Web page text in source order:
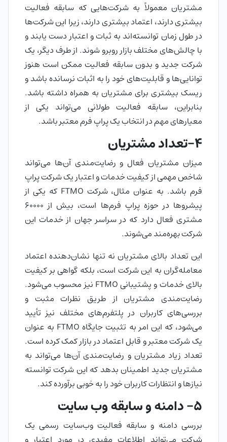
مشتریان معمولاً به شرکت‌هایی که سابقه فعالیت
بیشتری دارند، اعتماد بیشتری دارند، زیرا این شرکت‌ها
در طول زمان توانسته‌اند به ثبات و اعتبار دست یابند و
با چالش‌های مختلف بازار روبرو شوند. از طرف دیگر، یک
شرکت جدید و بدون سابقه فعالیت ممکن است هنوز
توانایی‌ها و قابلیت‌های خود را به اثبات نرسانده باشد و
ریسک بیشتری برای مشتریان به همراه داشته باشد.
بنابراین، سابقه فعالیت طولانی می‌تواند یکی از
معیارهای مهم در انتخاب یک پراپ فرم معتبر باشد.
4-تعداد مشتریان
میزان مشتریان فعال و رضایت‌مندی آن‌ها می‌تواند
شاخص مهمی از کیفیت خدمات و اعتبار یک شرکت پراپ
فرم باشد. به عنوان مثال، شرکت FTMO که یکی از
پیشروها در حوزه پراپ فرم‌ها است، بیش از 60000
مشتری فعال دارد که در سراسر جهان از خدمات این
شرکت بهره‌مند می‌شوند.
این تعداد بالای مشتریان نه تنها نشان‌دهنده اعتماد
معامله‌گران به این شرکت است، بلکه گواهی بر کیفیت
بالای خدمات و پشتیبانی FTMO نیز محسوب می‌شود.
رضایت‌مندی مشتریان از طریق نظرات مثبت و
بررسی‌های کاربران در پلتفرم‌های مختلف نیز تأیید
می‌شود، که این امر به تثبیت جایگاه FTMO به عنوان
یک شرکت معتبر و قابل اعتماد در بازار کمک کرده است.
تعداد زیاد مشتریان و رضایت‌مندی آن‌ها می‌تواند به
مشتریان جدید اطمینان بدهد که این شرکت توانسته
نیازها و انتظارات کاربران خود را به خوبی برآورده کند.
5- دامنه و سابقه وب سایت
بررسی دامنه و سابقه فعالیت وب‌سایت رسمی یک